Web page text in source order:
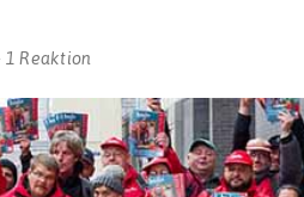
1 Reaktion